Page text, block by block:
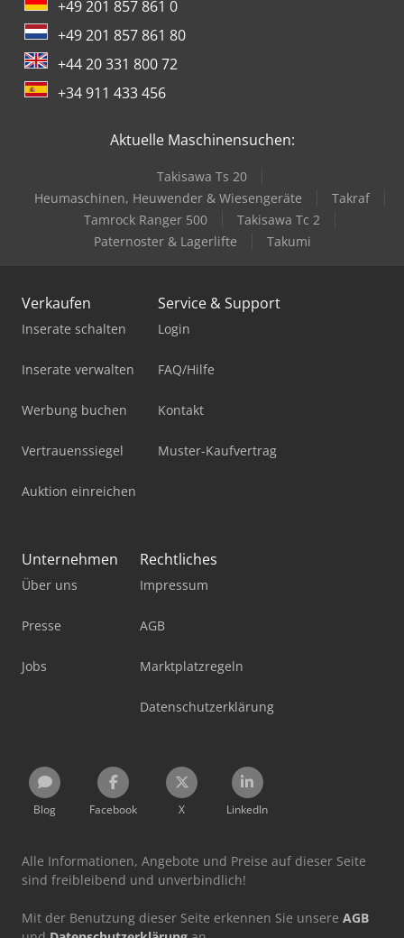
+49 201 857 861 0
+49 201 857 861 80
+44 20 331 800 72
+34 911 433 456
Aktuelle Maschinensuchen:
Takisawa Ts 20
Heumaschinen, Heuwender & Wiesengeräte
Takraf
Tamrock Ranger 500
Takisawa Tc 2
Paternoster & Lagerlifte
Takumi
Verkaufen
Inserate schalten
Inserate verwalten
Werbung buchen
Vertrauenssiegel
Auktion einreichen
Service & Support
Login
FAQ/Hilfe
Kontakt
Muster-Kaufvertrag
Unternehmen
Über uns
Presse
Jobs
Rechtliches
Impressum
AGB
Marktplatzregeln
Datenschutzerklärung
Blog Facebook X LinkedIn
Alle Informationen, Angebote und Preise auf dieser Seite
sind freibleibend und unverbindlich!
Mit der Benutzung dieser Seite erkennen Sie unsere AGB